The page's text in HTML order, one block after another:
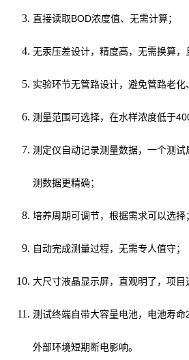
直接读取BOD浓度值、无需计算；
无汞压差设计，精度高，无需换算，
实验环节无管路设计，避免管路老化
测量范围可选择，在水样浓度低于
测定仪自动记录测量数据，一个测
测数据更精确；
培养周期可调节，根据需求可以选择；
自动完成测量过程，无需专人值守；
大尺寸液晶显示屏，直观明了，项目
测试终端自带大容量电池，电池寿
外部环境短期断电影响。